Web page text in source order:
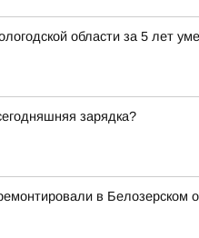
области за 5 лет
зарядка?
в Белозерском